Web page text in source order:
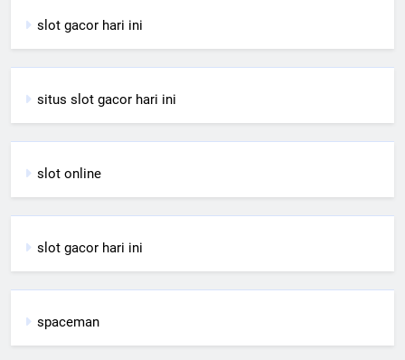
slot gacor hari ini
situs slot gacor hari ini
slot online
slot gacor hari ini
spaceman